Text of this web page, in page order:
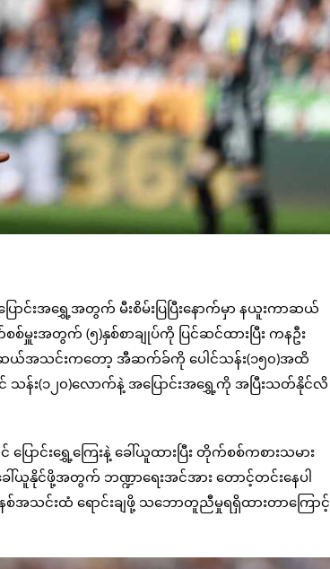
င်းအရွှေ့အတွက် မီးစိမ်းပြပြီးနောက်မှာ နယူးကာဆယ်
းအတွက် (၅)နှစ်စာချုပ်ကို ပြင်ဆင်ထားပြီး ကနဦး
ကာဆယ်အသင်းကတော့ အီဆက်ခ်ကို ပေါင်သန်း(၁၅၀)အထိ
န်း(၁၂၀)လောက်နဲ့ အပြောင်းအရွှေ့ကို အပြီးသတ်နိုင်လိ
ာင်းရွှေ့ကြေးနဲ့ ခေါ်ယူထားပြီး တိုက်စစ်ကစားသမား
င်ဖို့အတွက် ဘဏ္ဍာရေးအင်အား တောင့်တင်းနေပါ
အသင်းထံ ရောင်းချဖို့ သဘောတူညီမှုရရှိထားတာကြောင့်